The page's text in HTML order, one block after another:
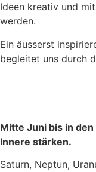
Ideen kreativ und
werden.
Ein äusserst
begleitet uns durch
Mitte Juni bis in
Innere stärken.
Saturn, Neptun,